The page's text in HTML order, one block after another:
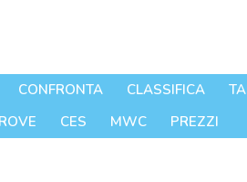
CONFRONTA CLASSIFICA
CES MWC PREZZI